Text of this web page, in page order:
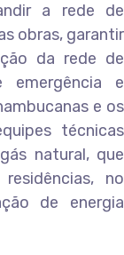
a rede de
obras, garantir
da rede de
emergência e
e os
técnicas
natural, que
no
de energia